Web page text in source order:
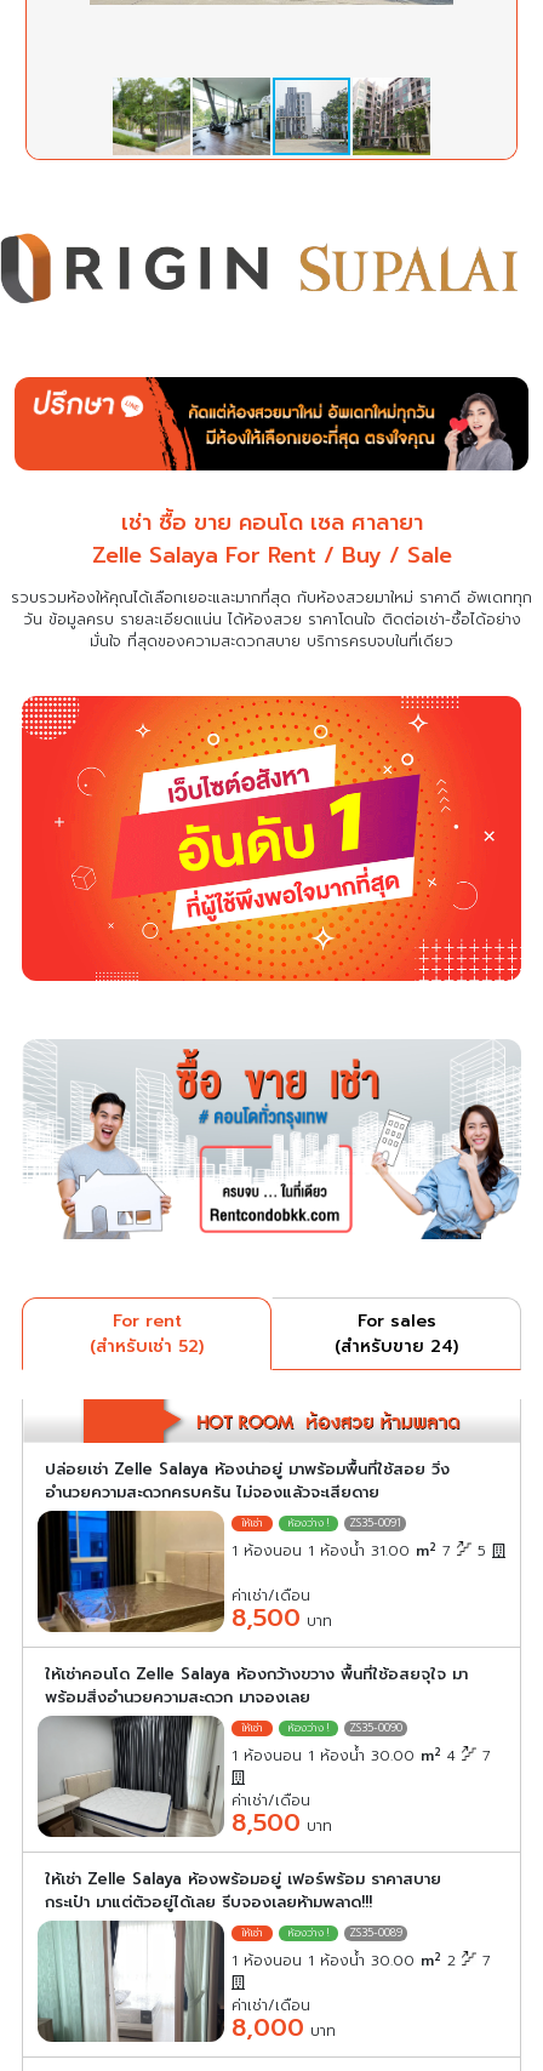
เช่า ซื้อ ขาย คอนโด เซล ศาลายา
Zelle Salaya For Rent / Buy / Sale
รวบรวมห้องให้คุณได้เลือกเยอะและมากที่สุด กับห้องสวยมาใหม่ ราคาดี อัพเดททุก
วัน ข้อมูลครบ รายละเอียดแน่นได้ห้องสวย ราคาโดนใจ ติดต่อเช่า-ซื้อได้อย่าง
มั่นใจ ที่สุดของความสะดวกสบาย บริการครบจบในที่เดียว
For rent
(สำหรับเช่า 52)
For sales
(สำหรับขาย 24)
ปล่อยเช่า Zelle Salaya ห้องน่าอยู่ มาพร้อมพื้นที่ใช้สอย วิ่ง
อำนวยความสะดวกครบครัน ไม่จองแล้วจะเสียดาย
ZS35-0091
1 ห้องนอน 1 ห้องน้ำ 31.00 m2 7 5
ค่าเช่า/เดือน
8,500 บาท
ให้เช่าคอนโด Zelle Salaya ห้องกว้างขวาง พื้นที่ใช้อสยจุใจ มา
พร้อมสิ่งอำนวยความสะดวก มาจองเลย
ZS35-0090
1 ห้องนอน 1 ห้องน้ำ 30.00 m2 4 7
ค่าเช่า/เดือน
8,500 บาท
ให้เช่า Zelle Salaya ห้องพร้อมอยู่ เฟอร์พร้อม ราคาสบาย
กระเป๋า มาแต่ตัวอยู่ได้เลย รีบจองเลยห้ามพลาด!!!
ZS35-0089
1 ห้องนอน 1 ห้องน้ำ 30.00 m2 2 7
ค่าเช่า/เดือน
8,000 บาท